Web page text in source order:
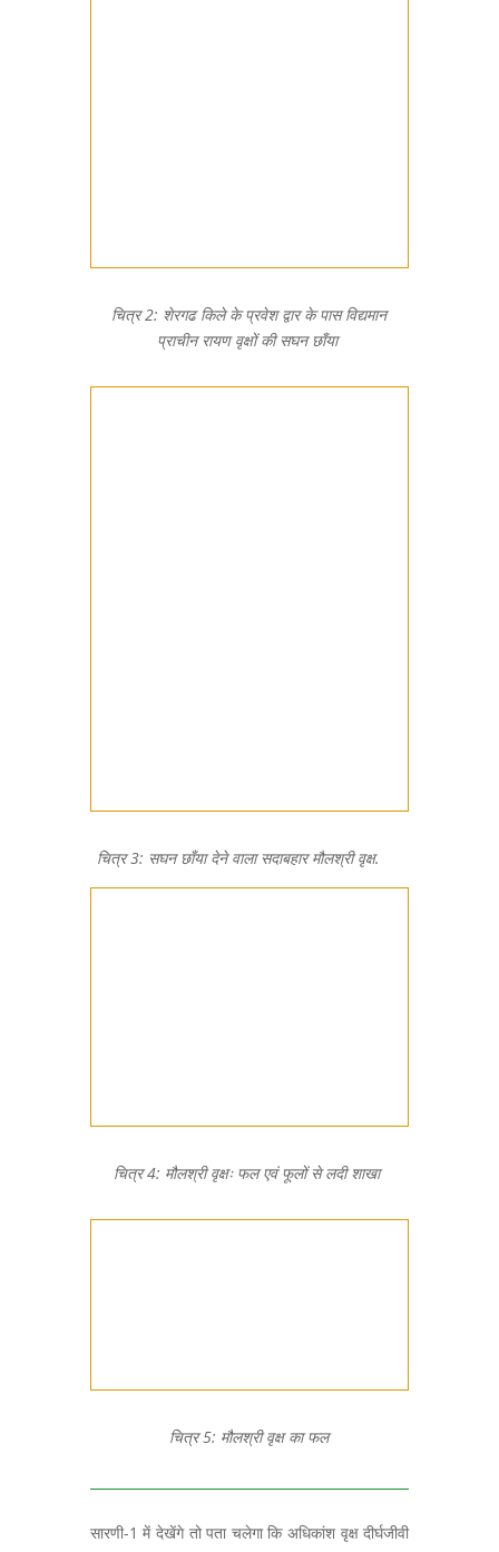
चित्र 2: शेरगढ किले के प्रवेश द्वार के पास विद्यमान
प्राचीन रायण वृक्षों की सघन छाँया
चित्र 3: सघन छाँया देने वाला सदाबहार मौलश्री वृक्ष.
चित्र 4: मौलश्री वृक्षः फल एवं फूलों से लदी शाखा
चित्र 5: मौलश्री वृक्ष का फल
सारणी-1 में देखेंगे तो पता चलेगा कि अधिकांश वृक्ष दीर्घजीवी